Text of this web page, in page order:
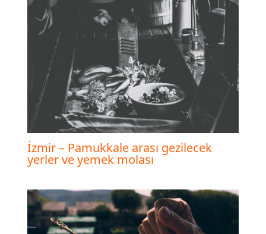
İzmir – Pamukkale arası gezilecek
yerler ve yemek molası